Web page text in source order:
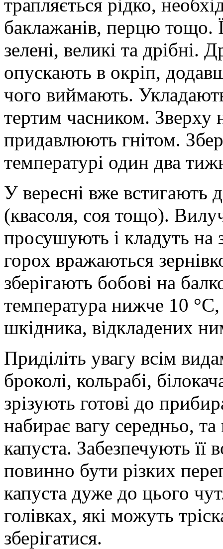
трапляється рідко,
баклажанів, перцю тощо.
зелені, великі та дрібні.
опускають в окріп,
чого виймають.
тертим часником. Зверху
придавлюють гнітом.
температурі один два
У вересні вже встигають
(квасоля, соя тощо).
просушують і кладуть на
горох вражаються
зберігають бобові на
температура нижче 10
шкідника, відкладених
Приділіть увагу всім
броколі, кольрабі,
зрізують готові до
набирає вагу середньо, та
капуста. Забезпечують
повинно бути різких
капуста дуже до цього
голівках, які можуть
зберігатися.